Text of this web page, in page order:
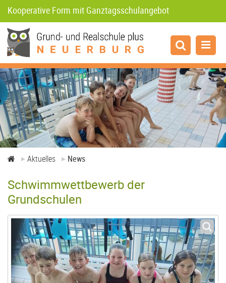
Kooperative Form mit Ganztagsschulangebot
Aktuelles
News
Termine
Projekte
Corona
Aktuelles News
Schwimmwettbewerb der
Grundschulen